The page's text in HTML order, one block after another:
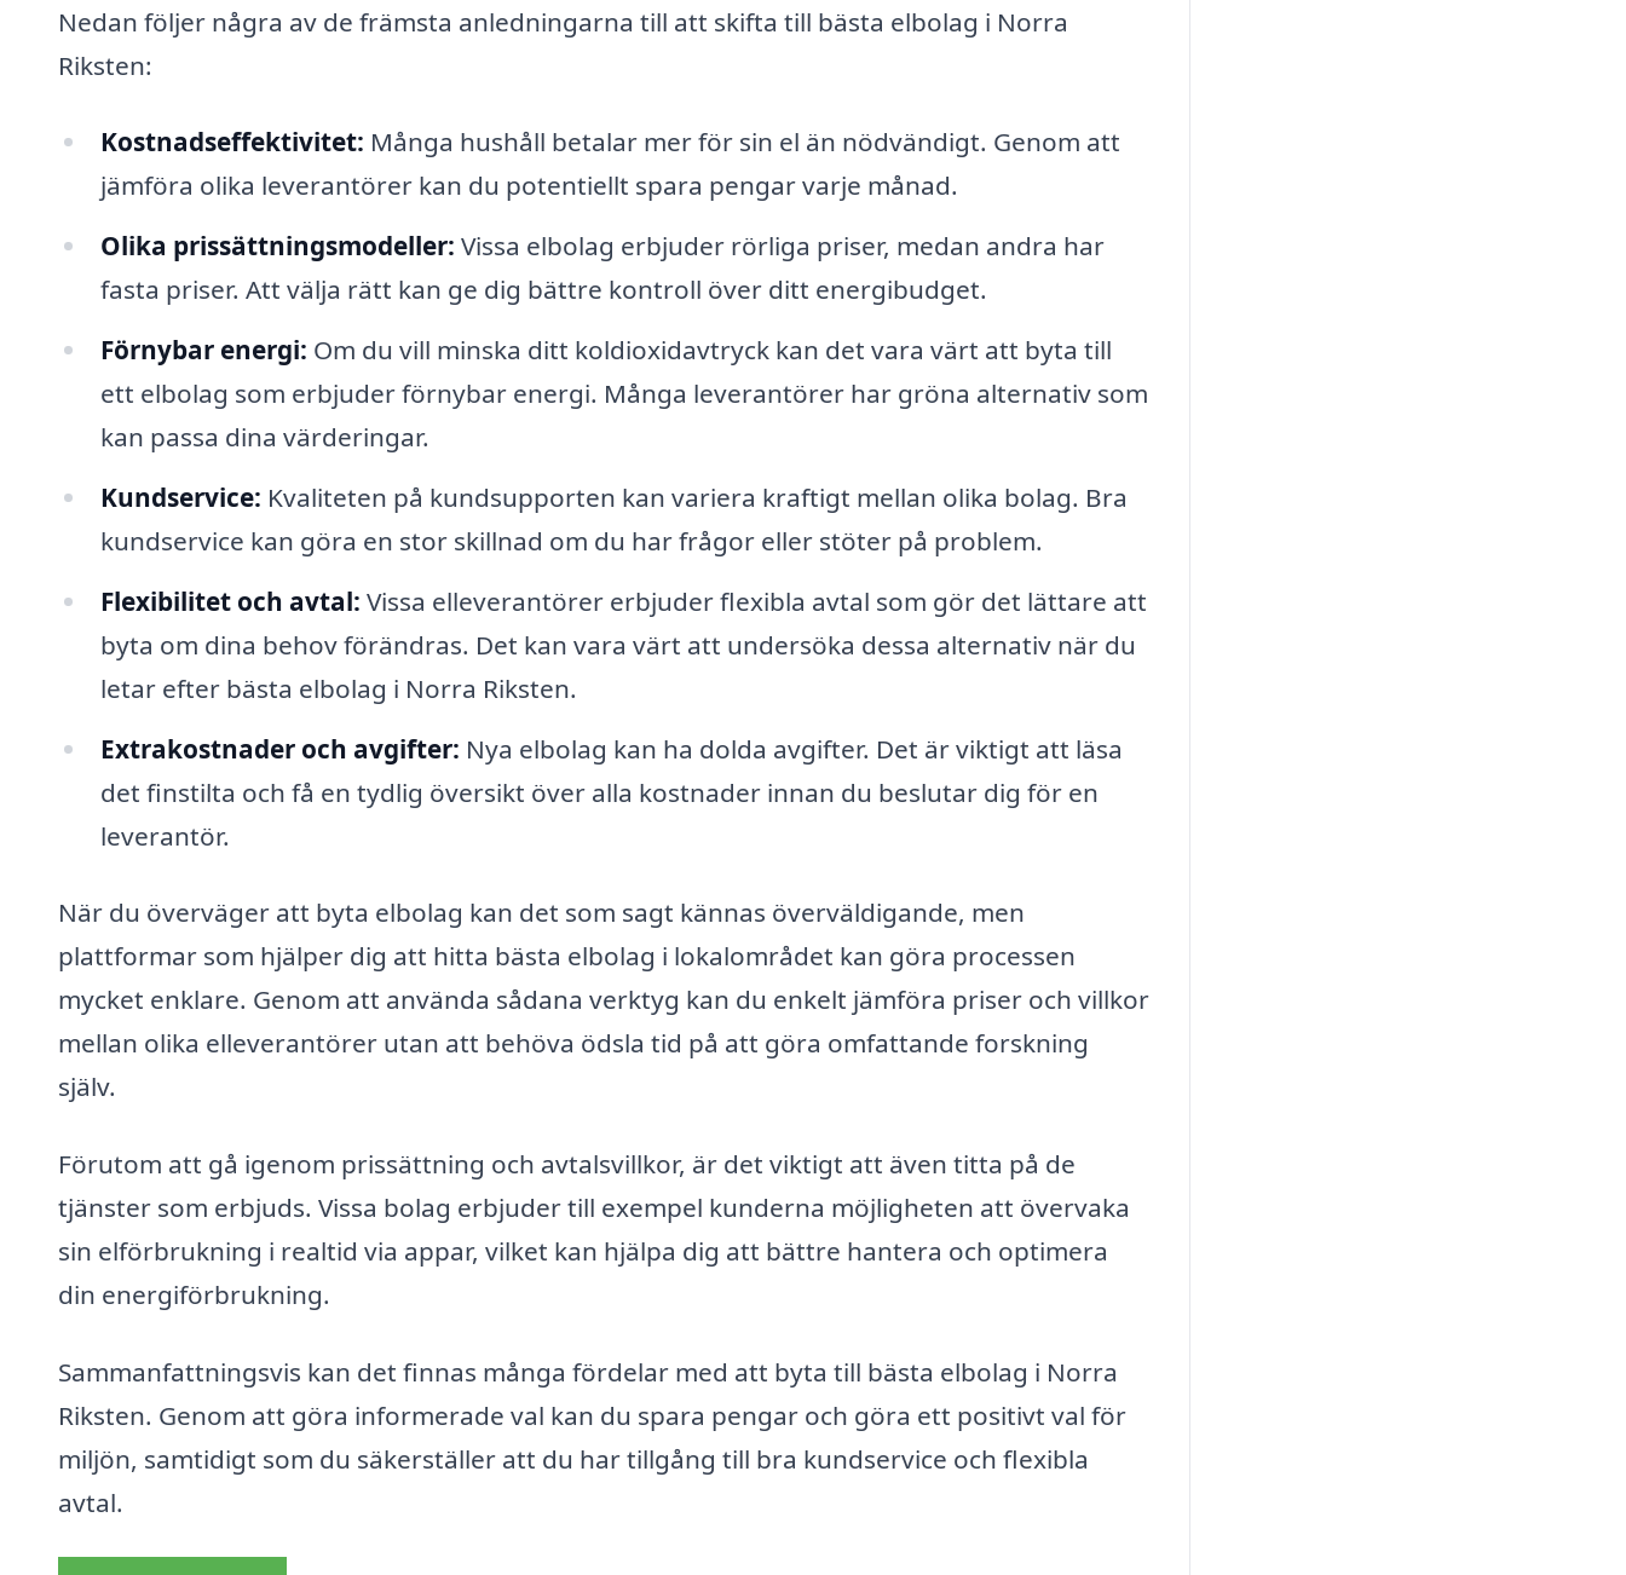
Nedan följer några av de främsta anledningarna till att skifta till bästa elbolag i Norra
Riksten:
Kostnadseffektivitet: Många hushåll betalar mer för sin el än nödvändigt. Genom att
jämföra olika leverantörer kan du potentiellt spara pengar varje månad.
Olika prissättningsmodeller: Vissa elbolag erbjuder rörliga priser, medan andra har
fasta priser. Att välja rätt kan ge dig bättre kontroll över ditt energibudget.
Förnybar energi: Om du vill minska ditt koldioxidavtryck kan det vara värt att byta till
ett elbolag som erbjuder förnybar energi. Många leverantörer har gröna alternativ som
kan passa dina värderingar.
Kundservice: Kvaliteten på kundsupporten kan variera kraftigt mellan olika bolag. Bra
kundservice kan göra en stor skillnad om du har frågor eller stöter på problem.
Flexibilitet och avtal: Vissa elleverantörer erbjuder flexibla avtal som gör det lättare att
byta om dina behov förändras. Det kan vara värt att undersöka dessa alternativ när du
letar efter bästa elbolag i Norra Riksten.
Extrakostnader och avgifter: Nya elbolag kan ha dolda avgifter. Det är viktigt att läsa
det finstilta och få en tydlig översikt över alla kostnader innan du beslutar dig för en
leverantör.
När du överväger att byta elbolag kan det som sagt kännas överväldigande, men
plattformar som hjälper dig att hitta bästa elbolag i lokalområdet kan göra processen
mycket enklare. Genom att använda sådana verktyg kan du enkelt jämföra priser och villkor
mellan olika elleverantörer utan att behöva ödsla tid på att göra omfattande forskning
själv.
Förutom att gå igenom prissättning och avtalsvillkor, är det viktigt att även titta på de
tjänster som erbjuds. Vissa bolag erbjuder till exempel kunderna möjligheten att övervaka
sin elförbrukning i realtid via appar, vilket kan hjälpa dig att bättre hantera och optimera
din energiförbrukning.
Sammanfattningsvis kan det finnas många fördelar med att byta till bästa elbolag i Norra
Riksten. Genom att göra informerade val kan du spara pengar och göra ett positivt val för
miljön, samtidigt som du säkerställer att du har tillgång till bra kundservice och flexibla
avtal.